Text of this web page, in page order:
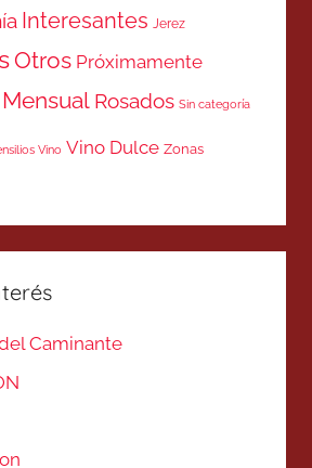
Interesantes Jerez
Otros Próximamente
Rosados Sin categoría
Vino Vino Dulce Zonas
Caminante